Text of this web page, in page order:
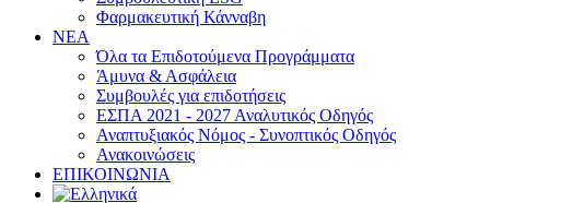
Φαρμακευτική Κάνναβη
ΝΕΑ
Όλα τα Επιδοτούμενα Προγράμματα
Άμυνα & Ασφάλεια
Συμβουλές για επιδοτήσεις
ΕΣΠΑ 2021 - 2027 Αναλυτικός Οδηγός
Αναπτυξιακός Νόμος - Συνοπτικός Οδηγός
Ανακοινώσεις
ΕΠΙΚΟΙΝΩΝΙΑ